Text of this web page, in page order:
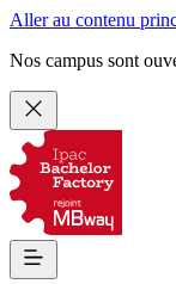
Aller au contenu
Nos campus sont